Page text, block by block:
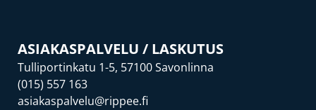
ASIAKASPALVELU / LASKUTUS
Tulliportinkatu 1-5, 57100 Savonlinna
(015) 557 163
asiakaspalvelu@rippee.fi